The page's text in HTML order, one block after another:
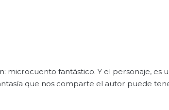
microcuento fantástico. Y el personaje, es
que nos comparte el autor puede